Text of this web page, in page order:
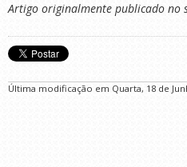
Artigo originalmente publicado no
Última modificação em Quarta, 18 de